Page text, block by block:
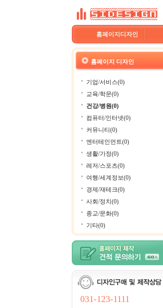
홈페이지디자인
홈페이지 디자인
기업/서비스(0)
교육/학문(0)
건강/병원(0)
컴퓨터/인터넷(0)
커뮤니티(0)
엔터테인먼트(0)
생활/가정(0)
레저/스포츠(0)
여행/세계정보(0)
경제/재테크(0)
사회/정치(0)
종교/문화(0)
기타(0)
031-123-1111